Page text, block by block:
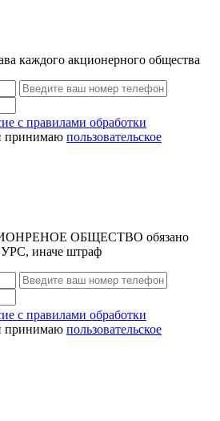
каждого акционерного общества
с правилами обработки
принимаю пользовательское
ОБЩЕСТВО обязано
иначе штраф
с правилами обработки
принимаю пользовательское